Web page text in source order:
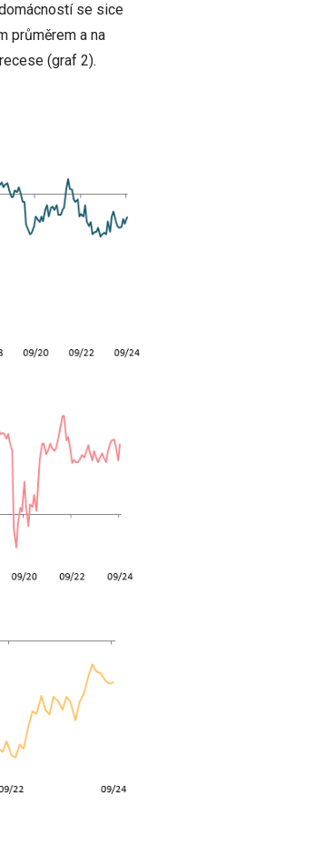
se sice
průměrem a na
(graf 2).